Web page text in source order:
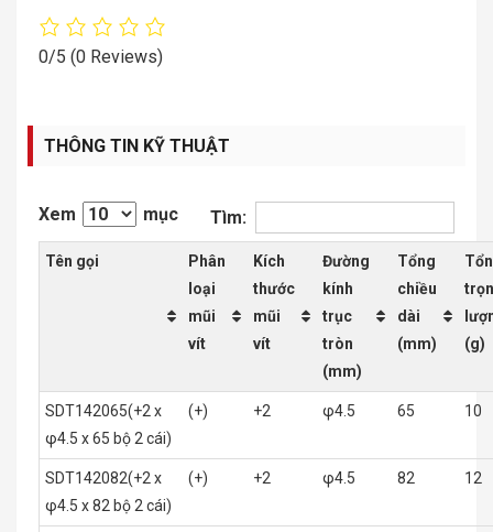
0/5 (0 Reviews)
THÔNG TIN KỸ THUẬT
Xem mục Tìm:
Tên gọi
Phân
loại
mũi
vít
Kích
thước
mũi
vít
Đường
kính
trục
tròn
(mm)
Tổng
chiều
dài
(mm)
(g)
SDT142065(+2 x
φ4.5 x 65 bộ 2 cái)
(+) +2 φ4.5 65 10
SDT142082(+2 x
φ4.5 x 82 bộ 2 cái)
(+) +2 φ4.5 82 12